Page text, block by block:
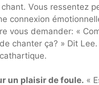
Vous ressentez
connexion
vous demander: «
chanter ça? » Dit
un plaisir de foule. «